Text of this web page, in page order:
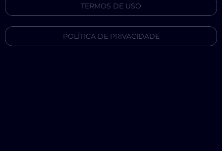
TERMOS DE USO
POLÍTICA DE PRIVACIDADE